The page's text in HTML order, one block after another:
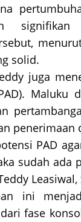
solid.
juga
Maluku
penerimaan
PAD
sudah ada
Leasiwal,
ini
fase